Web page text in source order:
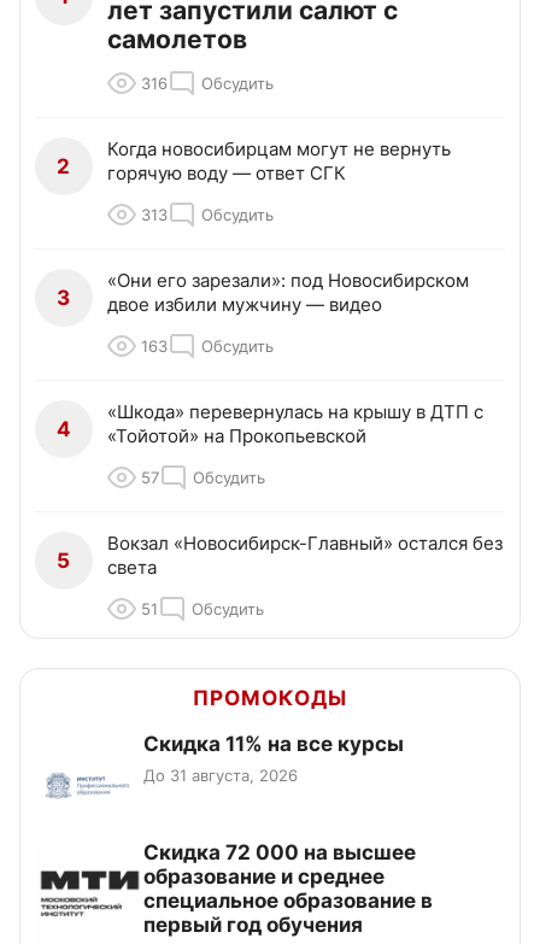
лет запустили салют с
самолетов
316 Обсудить
2
Когда новосибирцам могут не вернуть
горячую воду — ответ СГК
313 Обсудить
3
«Они его зарезали»: под Новосибирском
двое избили мужчину — видео
163 Обсудить
4
«Шкода» перевернулась на крышу в ДТП с
«Тойотой» на Прокопьевской
57 Обсудить
5
Вокзал «Новосибирск-Главный» остался без
света
51 Обсудить
ПРОМОКОДЫ
Скидка 11% на все курсы
До 31 августа, 2026
Скидка 72 000 на высшее
образование и среднее
специальное образование в
первый год обучения